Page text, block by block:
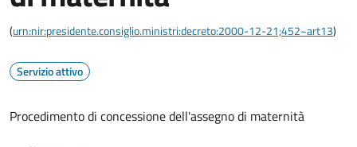
(urn:nir:presidente.consiglio.ministri:decreto:2000-12-21;452~art13)
Servizio attivo
Procedimento di concessione dell'assegno di maternità